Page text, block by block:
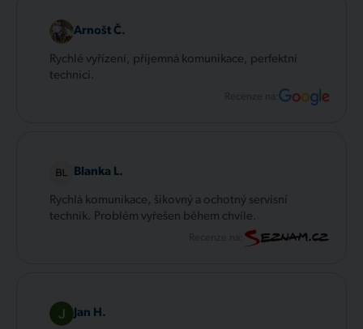
Arnošt Č.
Rychlé vyřízení, příjemná komunikace, perfektní
technici.
Recenze na:
Blanka L.
Rychlá komunikace, šikovný a ochotný servisní
technik. Problém vyřešen během chvíle.
Jan H.